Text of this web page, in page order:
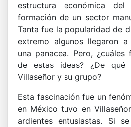
estructura económica
formación de un sector
Tanta fue la popularidad de
extremo algunos llegaron a
una panacea. Pero, ¿cuáles
de estas ideas? ¿De qué
Villaseñor y su grupo?
Esta fascinación fue un
en México tuvo en
ardientes entusiastas. Si